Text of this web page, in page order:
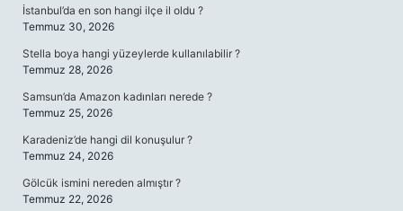
İstanbul’da en son hangi ilçe il oldu ?
Temmuz 30, 2026
Stella boya hangi yüzeylerde kullanılabilir ?
Temmuz 28, 2026
Samsun’da Amazon kadınları nerede ?
Temmuz 25, 2026
Karadeniz’de hangi dil konuşulur ?
Temmuz 24, 2026
Gölcük ismini nereden almıştır ?
Temmuz 22, 2026